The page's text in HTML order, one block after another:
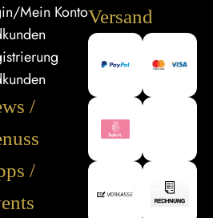
Mein Konto
/
/
Versand